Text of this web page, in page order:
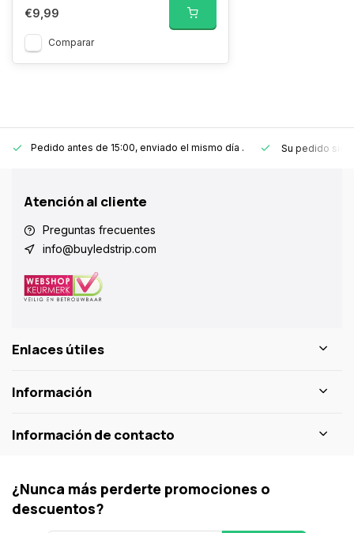
€9,99
Comparar
Pedido antes de 15:00, enviado el mismo día . Su pedido
Atención al cliente
Preguntas frecuentes
info@buyledstrip.com
Enlaces útiles
Información
Información de contacto
¿Nunca más perderte promociones o
descuentos?